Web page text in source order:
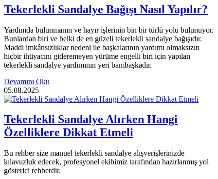
Tekerlekli Sandalye Bağışı Nasıl Yapılır?
Yardımda bulunmanın ve hayır işlerinin bin bir türlü yolu bulunuyor.
Bunlardan biri ve belki de en güzeli tekerlekli sandalye bağışıdır.
Maddi imkânsızlıklar nedeni ile başkalarının yardımı olmaksızın
hiçbir ihtiyacını gideremeyen yürüme engelli biri için yapılan
tekerlekli sandalye yardımının yeri bambaşkadır.
Devamını Oku
05.08.2025
Tekerlekli Sandalye Alırken Hangi
Özelliklere Dikkat Etmeli
Bu rehber size manuel tekerlekli sandalye alışverişlerinizde
kılavuzluk edecek, profesyonel ekibimiz tarafından hazırlanmış yol
gösterici rehberdir.